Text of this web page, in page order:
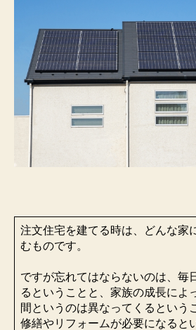
注文住宅を建てる時は、どんな家
むものです。
ですが忘れてはならないのは、毎
るということと、家族の成長によ
間というのは異なってくるという
修繕やリフォームが必要になると